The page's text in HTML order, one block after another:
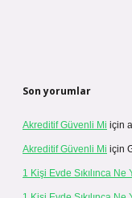
Son yorumlar
Akreditif Güvenli Mi için
Akreditif Güvenli Mi için
1 Kişi Evde Sıkılınca Ne